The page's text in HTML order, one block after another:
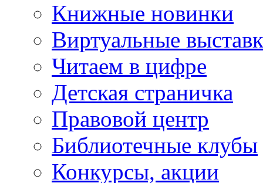
Книжные новинки
Виртуальные
Читаем в цифре
Детская страничка
Правовой центр
Библиотечные клубы
Конкурсы, акции